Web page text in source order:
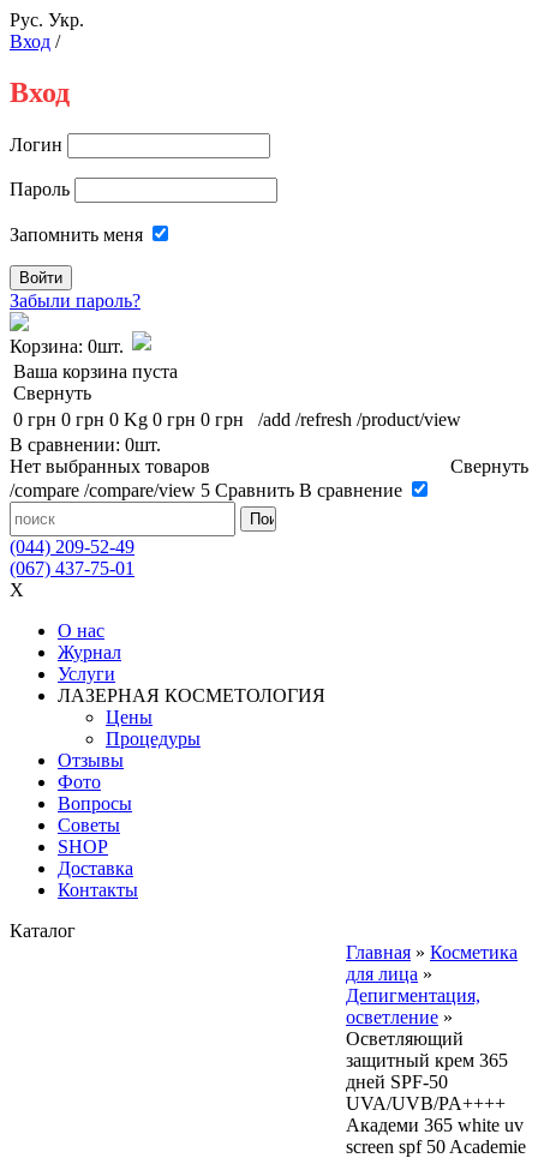
Рус. Укр.
Вход /
Вход
Логин
Пароль
Запомнить меня
Забыли пароль?
Корзина: 0шт.
Ваша корзина пуста
Свернуть
0 грн 0 грн 0 Kg 0 грн 0 грн /add /refresh /product/view
В сравнении: 0шт.
Нет выбранных товаров
Свернуть
/compare /compare/view 5 Сравнить В сравнение
(044) 209-52-49
(067) 437-75-01
X
О нас
Журнал
Услуги
ЛАЗЕРНАЯ КОСМЕТОЛОГИЯ
Цены
Процедуры
Отзывы
Фото
Вопросы
Советы
SHOP
Доставка
Контакты
Каталог
Главная » Косметика
для лица »
Депигментация,
осветление »
Осветляющий
защитный крем 365
дней SPF-50
UVA/UVB/PA++++
Академи 365 white uv
screen spf 50 Academie